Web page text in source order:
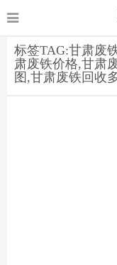
标签TAG:甘肃废
肃废铁价格,甘肃
图,甘肃废铁回收